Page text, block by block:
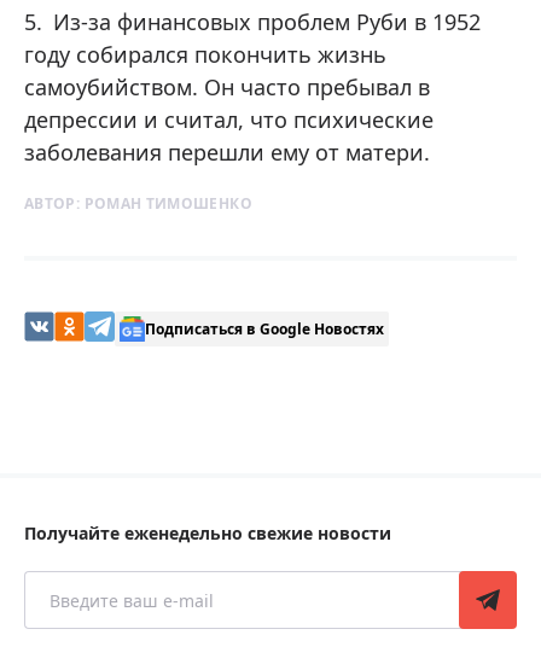
Из-за финансовых проблем Руби в 1952
году собирался покончить жизнь
самоубийством. Он часто пребывал в
депрессии и считал, что психические
заболевания перешли ему от матери.
АВТОР: РОМАН ТИМОШЕНКО
Подписаться в Google Новостях
Получайте еженедельно свежие новости